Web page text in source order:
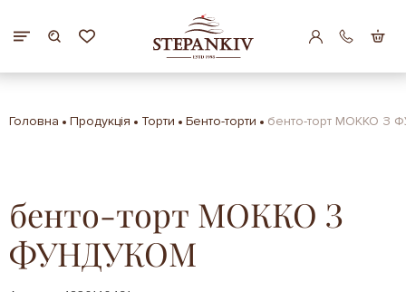
Головна Продукція Торти Бенто-торти бенто-торт МОККО З
бенто-торт МОККО З
ФУНДУКОМ